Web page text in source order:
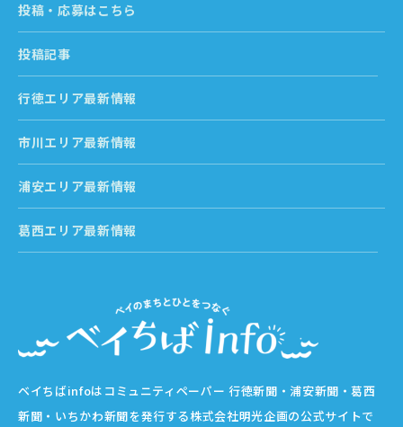
ベイちばinfoはコミュニティペーパー 行徳新聞・浦安新聞・葛西
新聞・いちかわ新聞を発行する株式会社明光企画の公式サイトで
投稿・応募はこちら
投稿記事
行徳エリア最新情報
市川エリア最新情報
浦安エリア最新情報
葛西エリア最新情報